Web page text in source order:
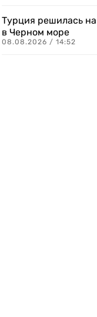
Турция решилась
в Черном море
08.08.2026 / 14:52